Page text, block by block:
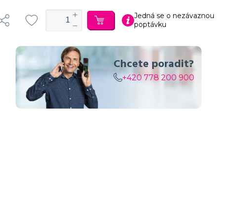
Jedná se o nezávaznou
poptávku
Chcete poradit?
+420 778 200 900